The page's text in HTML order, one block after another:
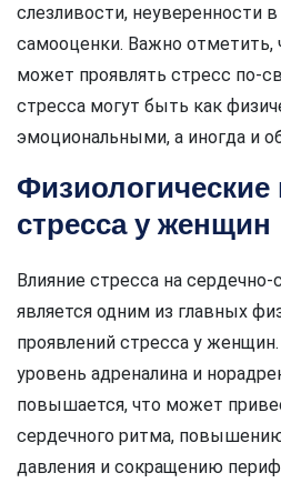
слезливости, неуверенности
самооценки. Важно
может проявлять стресс по-
стресса могут быть как
эмоциональными, а иногда и
стресса у женщин
Влияние стресса на
является одним из главных
проявлений стресса у
уровень адреналина и
повышается, что может
сердечного ритма, повышению
давления и сокращению